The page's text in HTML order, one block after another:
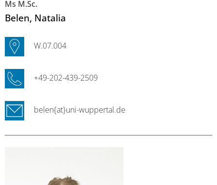
Ms M.Sc.
Belen, Natalia
W.07.004
+49-202-439-2509
belen{at}uni-wuppertal.de